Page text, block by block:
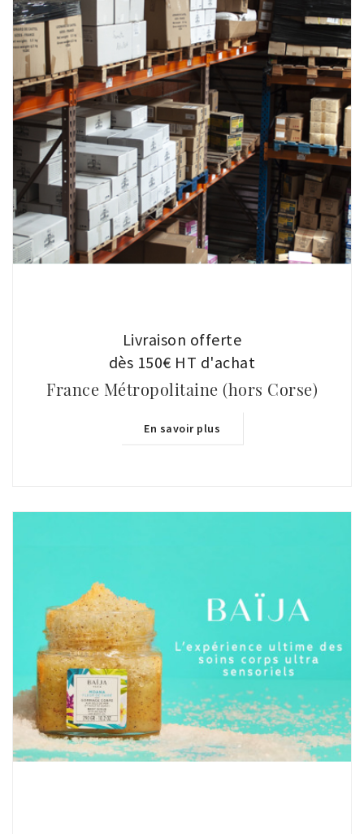
Livraison offerte
dès 150€ HT d'achat
France Métropolitaine (hors Corse)
En savoir plus